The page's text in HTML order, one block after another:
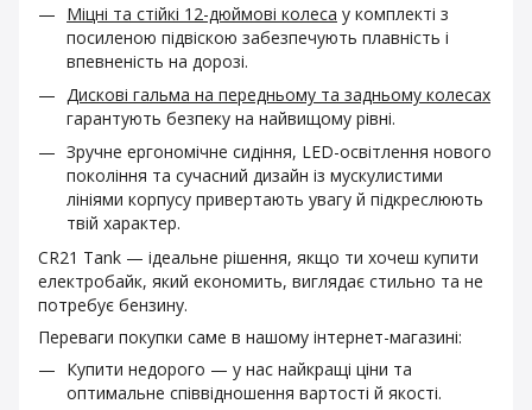
Міцні та стійкі 12-дюймові колеса у комплекті з
посиленою підвіскою забезпечують плавність і
впевненість на дорозі.
Дискові гальма на передньому та задньому колесах
гарантують безпеку на найвищому рівні.
Зручне ергономічне сидіння, LED-освітлення нового
покоління та сучасний дизайн із мускулистими
лініями корпусу привертають увагу й підкреслюють
твій характер.
CR21 Tank — ідеальне рішення, якщо ти хочеш купити
електробайк, який економить, виглядає стильно та не
потребує бензину.
Переваги покупки саме в нашому інтернет-магазині:
Купити недорого — у нас найкращі ціни та
оптимальне співвідношення вартості й якості.